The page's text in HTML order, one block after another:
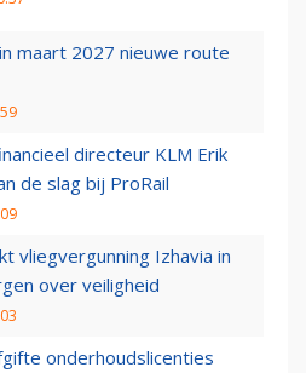
maart 2027 nieuwe route
directeur KLM Erik
de slag bij ProRail
vliegvergunning Izhavia in
over veiligheid
onderhoudslicenties